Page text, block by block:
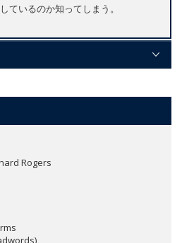
ているのか知ってしまう。
Rogers